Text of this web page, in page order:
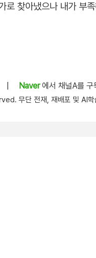
찾아냈으나 내가 부
Naver에서 채널A를 구
무단 전재, 재배포 및 AI학